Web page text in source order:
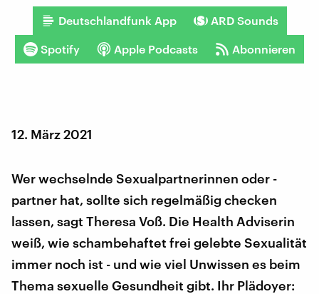
Deutschlandfunk App ARD Sounds
Spotify Apple Podcasts Abonnieren
12. März 2021
Wer wechselnde Sexualpartnerinnen oder -
partner hat, sollte sich regelmäßig checken
lassen, sagt Theresa Voß. Die Health Adviserin
weiß, wie schambehaftet frei gelebte Sexualität
immer noch ist - und wie viel Unwissen es beim
Thema sexuelle Gesundheit gibt. Ihr Plädoyer: